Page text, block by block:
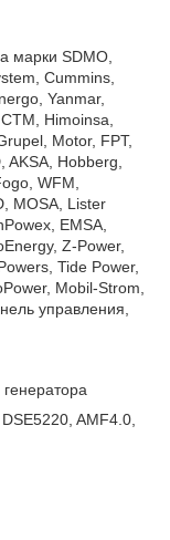
марки SDMO,
Cummins,
Yanmar,
Himoinsa,
Motor, FPT,
Hobberg,
WFM,
MOSA, Lister
EMSA,
Z-Power,
Tide Power,
Mobil-Strom,
управления,
AMF4.0,